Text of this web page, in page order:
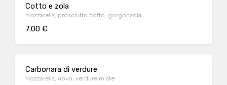
Cotto e zola
Mozzarella, prosciutto cotto, gorgonzola
7.00 €
Carbonara di verdure
Mozzarella, uovo, verdure miste